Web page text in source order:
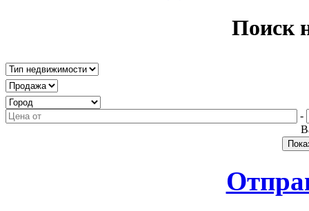
Поиск
-